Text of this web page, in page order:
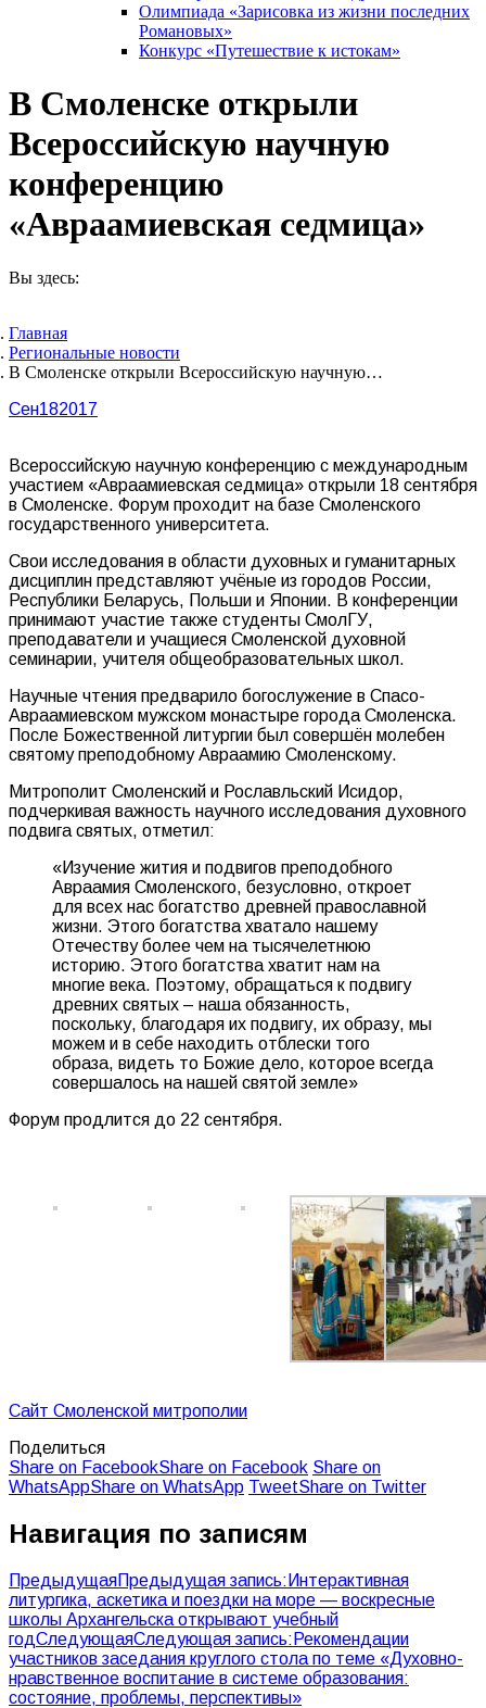
Олимпиада «Зарисовка из жизни последних
Романовых»
Конкурс «Путешествие к истокам»
В Смоленске открыли
Всероссийскую научную
конференцию
«Авраамиевская седмица»
Вы здесь:
Главная
Pегиональные новости
В Смоленске открыли Всероссийскую научную…
Сен182017
Всероссийскую научную конференцию с международным
участием «Авраамиевская седмица» открыли 18 сентября
в Смоленске. Форум проходит на базе Смоленского
государственного университета.
Свои исследования в области духовных и гуманитарных
дисциплин представляют учёные из городов России,
Республики Беларусь, Польши и Японии. В конференции
принимают участие также студенты СмолГУ,
преподаватели и учащиеся Смоленской духовной
семинарии, учителя общеобразовательных школ.
Научные чтения предварило богослужение в Спасо-
Авраамиевском мужском монастыре города Смоленска.
После Божественной литургии был совершён молебен
святому преподобному Авраамию Смоленскому.
Митрополит Смоленский и Рославльский Исидор,
подчеркивая важность научного исследования духовного
подвига святых, отметил:
«Изучение жития и подвигов преподобного
Авраамия Смоленского, безусловно, откроет
для всех нас богатство древней православной
жизни. Этого богатства хватало нашему
Отечеству более чем на тысячелетнюю
историю. Этого богатства хватит нам на
многие века. Поэтому, обращаться к подвигу
древних святых – наша обязанность,
поскольку, благодаря их подвигу, их образу, мы
можем и в себе находить отблески того
образа, видеть то Божие дело, которое всегда
совершалось на нашей святой земле»
Форум продлится до 22 сентября.
Сайт Смоленской митрополии
Поделиться
Share on FacebookShare on Facebook Share on
WhatsAppShare on WhatsApp TweetShare on Twitter
Навигация по записям
ПредыдущаяПредыдущая запись: Интерактивная
литургика, аскетика и поездки на море — воскресные
школы Архангельска открывают учебный
годСледующаяСледующая запись: Рекомендации
участников заседания круглого стола по теме «Духовно-
нравственное воспитание в системе образования:
состояние, проблемы, перспективы»